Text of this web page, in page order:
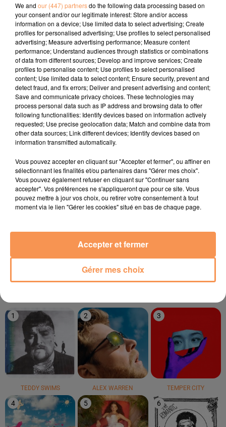
00:47 PAU / Match de la Section Paloise vendredi 16
janvier à 2141h au Stade du Hameauwww.section-
paloise.com
TITRES DIFFUSÉS
9h36
9h36 9h32
9h32
Another Brick In The
9h30
9h30
LE TOP
1
TEDDY SWIMS
2
ALEX WARREN
3
TEMPER CITY
4 5 6
We and our (447) partnersdo the following data processing based on
your consent and/or our legitimate interest: Store and/or access
information on a device; Use limited data to select advertising; Create
profiles for personalised advertising; Use profiles to select personalised
advertising; Measure advertising performance; Measure content
performance; Understand audiences through statistics or combinations
of data from different sources; Develop and improve services; Create
profiles to personalise content; Use profiles to select personalised
content; Use limited data to select content; Ensure security, prevent and
detect fraud, and fix errors; Deliver and present advertising and content;
Save and communicate privacy choices. These technologies may
process personal data such as IP address and browsing data to offer
following functionalities: Identify devices based on information actively
requested; Use precise geolocation data; Match and combine data from
other data sources; Link different devices; Identify devices based on
information transmitted automatically.
Vous pouvez accepter en cliquant sur "Accepter et fermer", ou affiner en
sélectionnant les finalités et/ou partenaires dans "Gérer mes choix".
Vous pouvez également refuser en cliquant sur "Continuer sans
accepter". Vos préférences ne s'appliqueront que pour ce site. Vous
pouvez mettre à jour vos choix, ou retirer votre consentement à tout
moment via le lien "Gérer les cookies" situé en bas de chaque page.
Gérer mes choix
Accepter et fermer